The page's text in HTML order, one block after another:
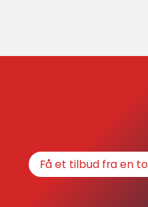
Få et tilbud fra en